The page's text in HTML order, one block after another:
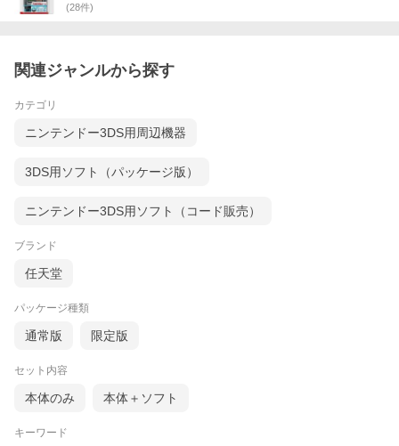
(28件)
関連ジャンルから探す
カテゴリ
ニンテンドー3DS用周辺機器
3DS用ソフト（パッケージ版）
ニンテンドー3DS用ソフト（コード販売）
ブランド
任天堂
パッケージ種類
通常版 限定版
セット内容
本体のみ 本体＋ソフト
キーワード